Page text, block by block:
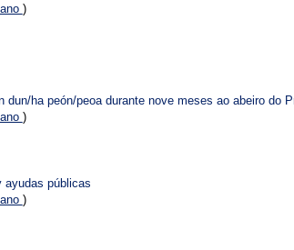
)
dun/ha peón/peoa durante nove meses ao abeiro do
)
ayudas públicas
)